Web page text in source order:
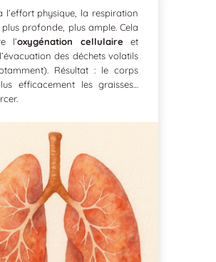
l’effort physique, la respiration
profonde, plus ample. Cela
l’oxygénation cellulaire et
des déchets volatils
Résultat : le corps
efficacement les graisses…